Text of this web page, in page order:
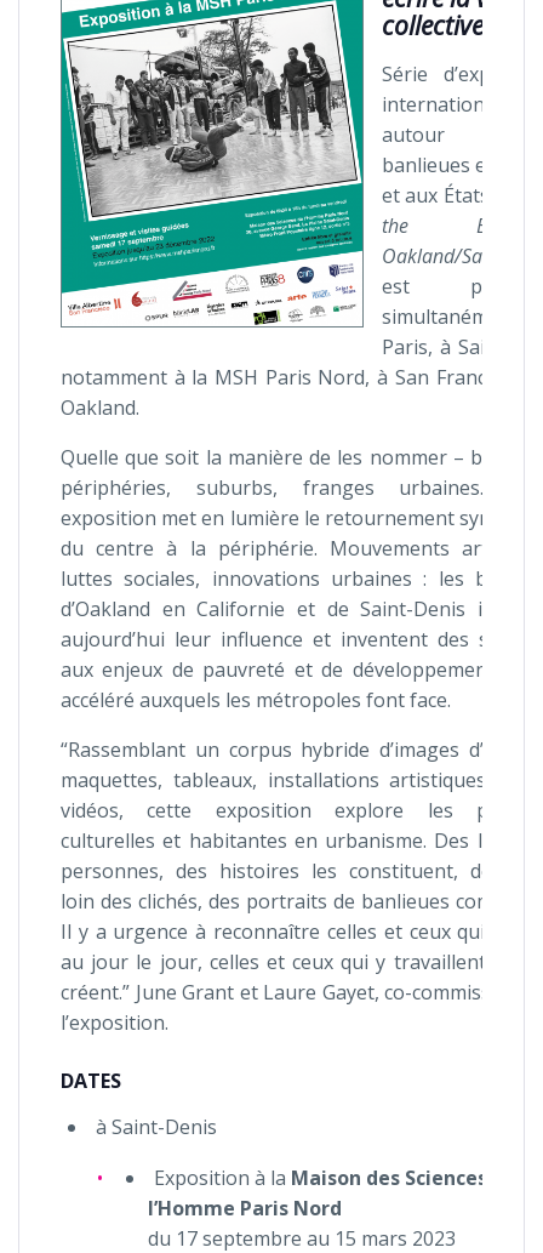
collectivement
Série
internationales
autour
banlieues en
et aux États-
the
Oakland/Saint-
est
Paris, à Saint-
notamment à la MSH Paris Nord, à San Francisco
Oakland.
Quelle que soit la manière de les nommer –
périphéries, suburbs, franges urbaines…
exposition met en lumière le retournement
du centre à la périphérie. Mouvements
luttes sociales, innovations urbaines : les
d’Oakland en Californie et de Saint-Denis
aujourd’hui leur influence et inventent des
aux enjeux de pauvreté et de développement
accéléré auxquels les métropoles font face.
“Rassemblant un corpus hybride d’images
maquettes, tableaux, installations artistiques,
vidéos, cette exposition explore les
culturelles et habitantes en urbanisme. Des lieux,
personnes, des histoires les constituent,
loin des clichés, des portraits de banlieues
Il y a urgence à reconnaître celles et ceux qui y
au jour le jour, celles et ceux qui y travaillent et
créent.” June Grant et Laure Gayet, co-commissaires
l’exposition.
DATES
à Saint-Denis
Exposition à la Maison des Sciences de
l’Homme Paris Nord
du 17 septembre au 15 mars 2023